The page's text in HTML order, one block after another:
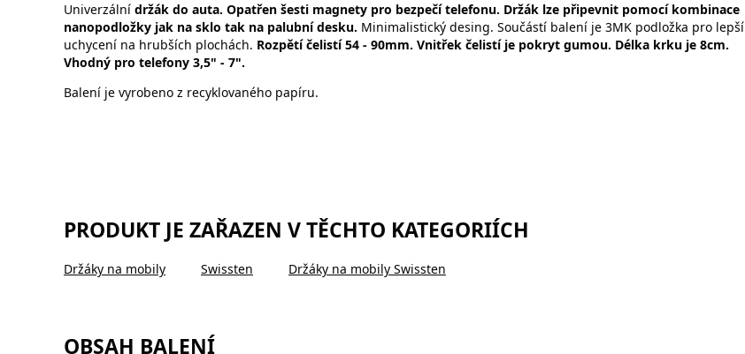
Univerzální držák do auta. Opatřen šesti magnety pro bezpečí telefonu. Držák lze připevnit pomocí kombinace
nanopodložky jak na sklo tak na palubní desku. Minimalistický desing. Součástí balení je 3MK podložka pro lepší
uchycení na hrubších plochách. Rozpětí čelistí 54 - 90mm. Vnitřek čelistí je pokryt gumou. Délka krku je 8cm.
Vhodný pro telefony 3,5" - 7".
Balení je vyrobeno z recyklovaného papíru.
PRODUKT JE ZAŘAZEN V TĚCHTO KATEGORIÍCH
Držáky na mobily Swissten Držáky na mobily Swissten
OBSAH BALENÍ